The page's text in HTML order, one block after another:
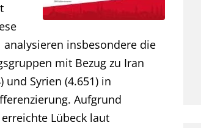
insbesondere die
mit Bezug zu Iran
und Syrien (4.651) in
Aufgrund
Lübeck laut